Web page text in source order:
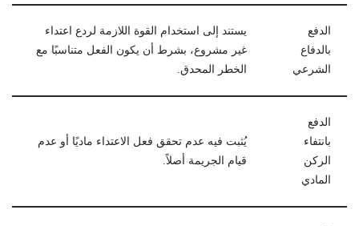
الدفع
بالدفاع
الشرعي
يستند إلى استخدام القوة اللازمة لردع اعتداء
غير مشروع، بشرط أن يكون الفعل متناسبًا مع
الخطر المحدق.
الدفع
بانتفاء
الركن
المادي
يُثبت فيه عدم تحقق فعل الاعتداء ماديًا أو عدم
قيام الجريمة أصلاً.